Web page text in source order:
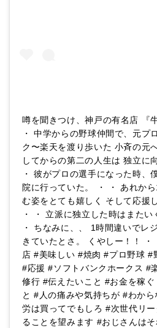
噂を聞きつけ、神戸の有名店 『
・ 中学からの野球仲間で、元プ
ク〜楽天を渡り歩いた 小斉の元
してからの第二の人生は 独立に
・ 彼がプロの選手になった時、
院に行っていた。 ・ ・ あれか
む姿をとても嬉しく そして応援
・ ・ 立派に独立した時はまたい
・ ちなみに、、 1時間違いでレ
きていたとさ。 くやしー！！
店 #美味しい #焼肉 #プロ野球 #
#応援 #ソフトバンクホークス #
修行 #伝えたいこと #お金を稼
と #人の痛みや気持ちが #わか
労は買ってでもしろ #次世代リ
ることを望みます #おじさんは